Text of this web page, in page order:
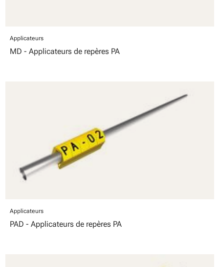
Applicateurs
MD - Applicateurs de repères PA
Applicateurs
PAD - Applicateurs de repères PA